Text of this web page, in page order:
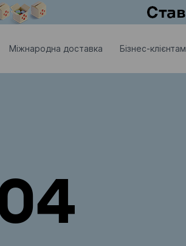
Міжнародна доставка Бізнес-клієнтам